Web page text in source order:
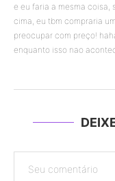
e eu faria a mesma coisa,
cima, eu tbm compraria
preocupar com preço!
enquanto isso nao